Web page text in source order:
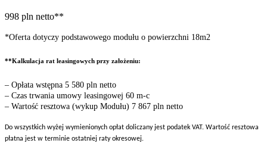
998 pln netto**
*Oferta dotyczy podstawowego modułu o powierzchni 18m2
**Kalkulacja rat leasingowych przy założeniu:
– Opłata wstępna 5 580 pln netto
– Czas trwania umowy leasingowej 60 m-c
– Wartość resztowa (wykup Modułu) 7 867 pln netto
Do wszystkich wyżej wymienionych opłat doliczany jest podatek VAT. Wartość resztowa
płatna jest w terminie ostatniej raty okresowej.